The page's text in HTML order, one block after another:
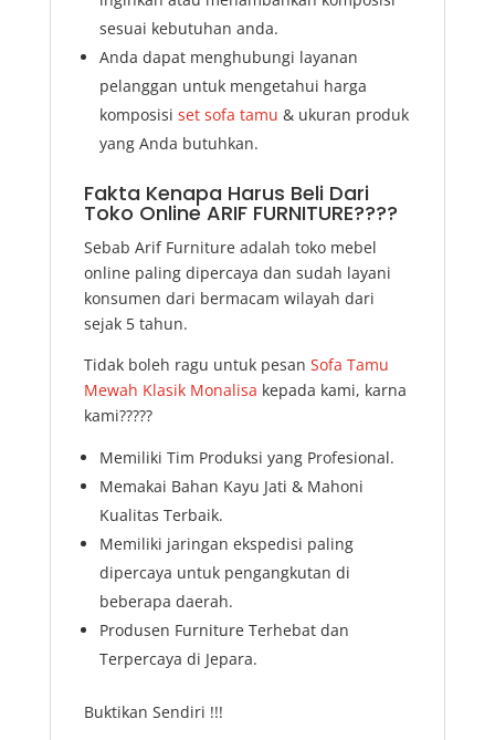
sesuai kebutuhan anda.
Anda dapat menghubungi layanan
pelanggan untuk mengetahui harga
komposisi set sofa tamu & ukuran produk
yang Anda butuhkan.
Fakta Kenapa Harus Beli Dari
Toko Online ARIF FURNITURE????
Sebab Arif Furniture adalah toko mebel
online paling dipercaya dan sudah layani
konsumen dari bermacam wilayah dari
sejak 5 tahun.
Tidak boleh ragu untuk pesan Sofa Tamu
Mewah Klasik Monalisa kepada kami, karna
kami?????
Memiliki Tim Produksi yang Profesional.
Memakai Bahan Kayu Jati & Mahoni
Kualitas Terbaik.
Memiliki jaringan ekspedisi paling
dipercaya untuk pengangkutan di
beberapa daerah.
Produsen Furniture Terhebat dan
Terpercaya di Jepara.
Buktikan Sendiri !!!